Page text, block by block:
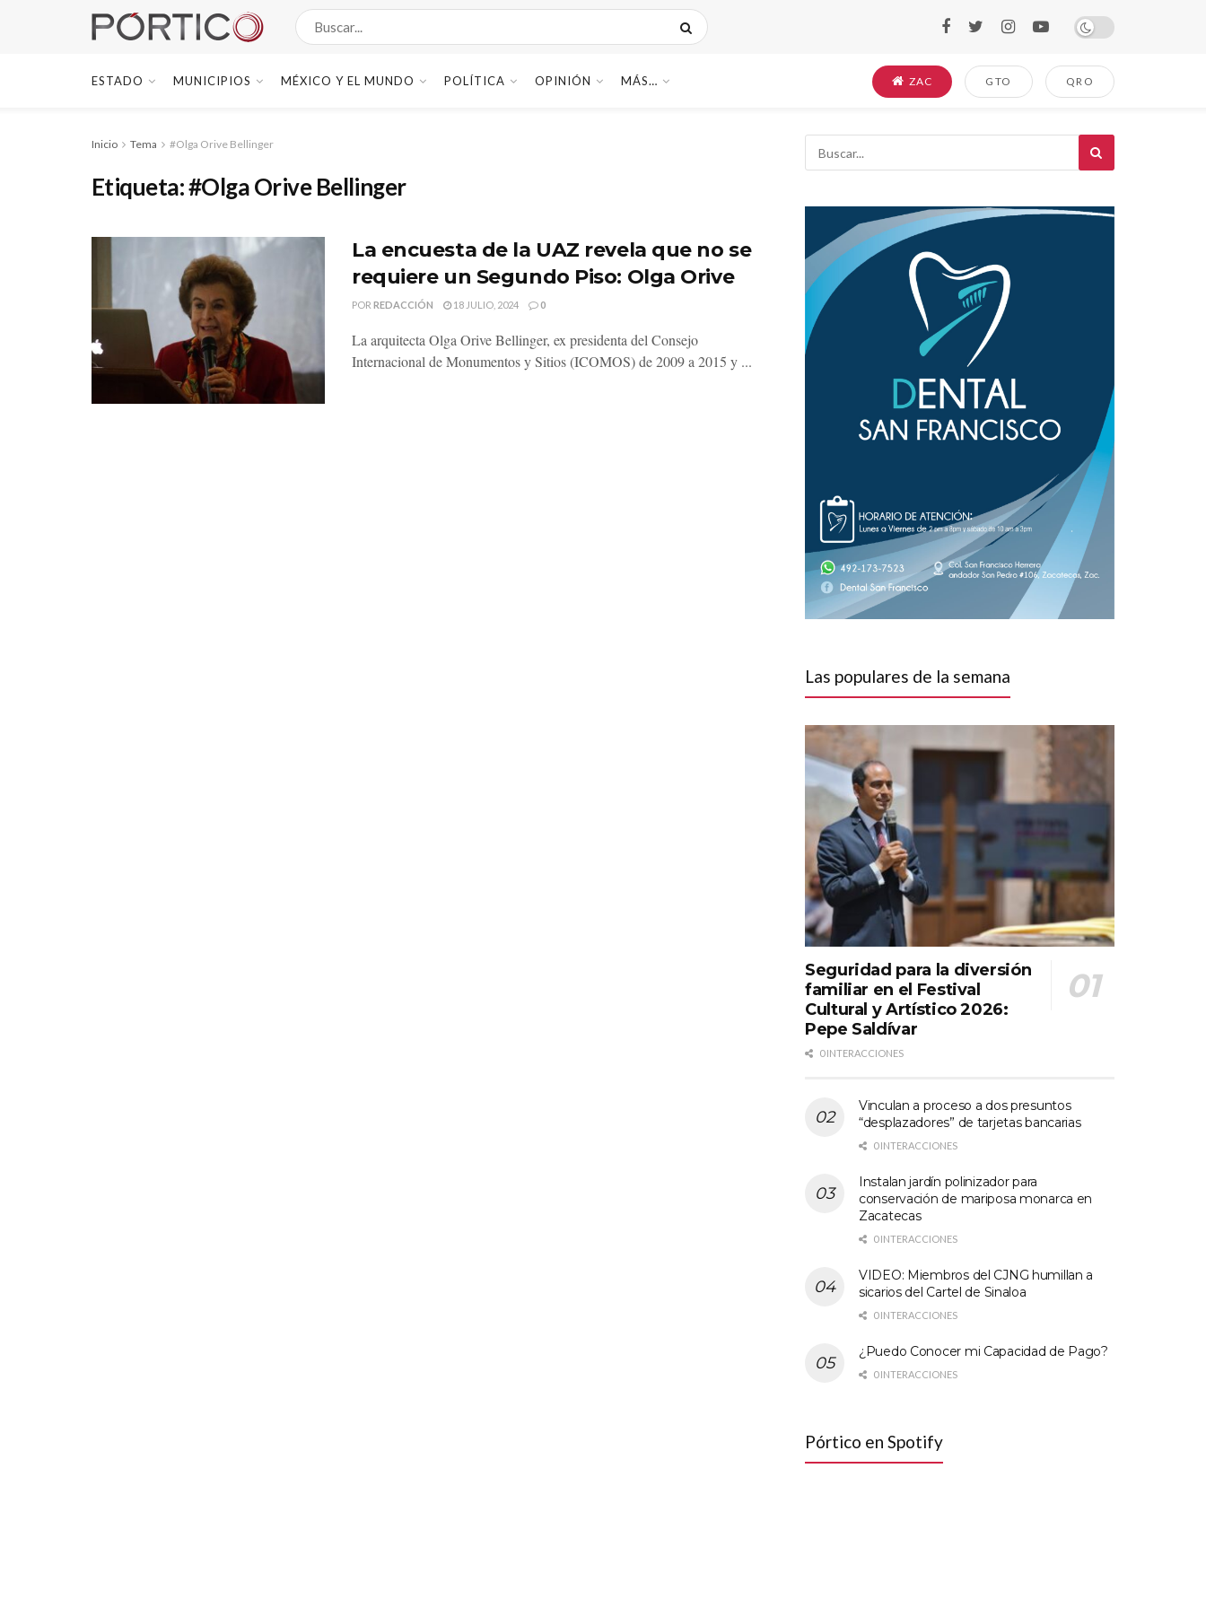
ESTADO MUNICIPIOS MÉXICO Y EL MUNDO POLÍTICA OPINIÓN MÁS… ZAC GTO QRO
Inicio Tema #Olga Orive Bellinger
Etiqueta:#Olga Orive Bellinger
La encuesta de la UAZ revela que no se
requiere un Segundo Piso: Olga Orive
POR REDACCIÓN 18 JULIO, 2024 0
La arquitecta Olga Orive Bellinger, ex presidenta del Consejo
Internacional de Monumentos y Sitios (ICOMOS) de 2009 a 2015 y ...
Las populares de la semana
Seguridad para la diversión
familiar en el Festival
Cultural y Artístico 2026:
Pepe Saldívar
0 INTERACCIONES
Vinculan a proceso a dos presuntos
“desplazadores” de tarjetas bancarias
0 INTERACCIONES
Instalan jardín polinizador para
conservación de mariposa monarca en
Zacatecas
0 INTERACCIONES
VIDEO: Miembros del CJNG humillan a
sicarios del Cartel de Sinaloa
0 INTERACCIONES
¿Puedo Conocer mi Capacidad de Pago?
0 INTERACCIONES
Pórtico en Spotify